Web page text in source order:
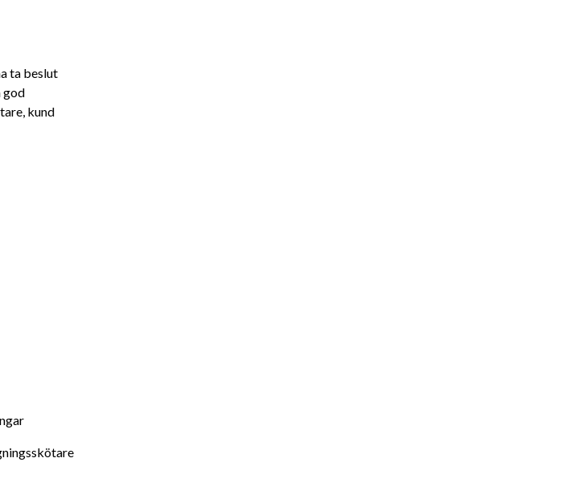
ta beslut
god
kund